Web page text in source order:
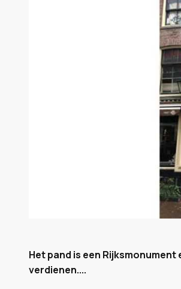
Het pand is een
verdienen....